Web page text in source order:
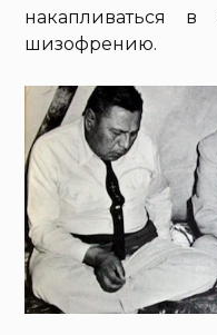
накапливаться
шизофрению.